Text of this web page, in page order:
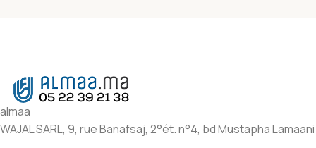
almaa
WAJAL SARL, 9, rue Banafsaj, 2°ét. n°4, bd Mustapha Lamaani